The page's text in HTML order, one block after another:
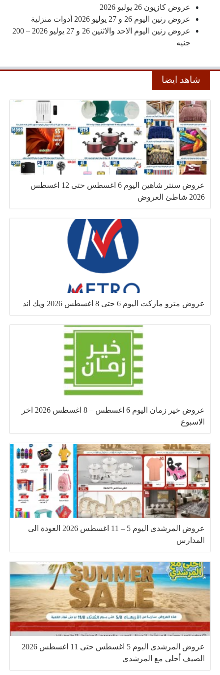
عروض كازيون 26 يوليو 2026
عروض رنين اليوم 26 و 27 يوليو 2026 أدوات منزلية
عروض رنين اليوم الاحد والاثنين 26 و 27 يوليو 2026 – 200
جنيه
شاهد ايضا
عروض سنتر شاهين اليوم 6 اغسطس حتى 12 اغسطس
2026 شاطئ العروض
عروض مترو ماركت اليوم 6 حتى 8 اغسطس 2026 ويك اند
عروض خير زمان اليوم 6 اغسطس – 8 اغسطس 2026 اخر
الاسبوع
عروض المرشدى اليوم 5 – 11 اغسطس 2026 العودة الى
المدارس
عروض المرشدى اليوم 5 اغسطس حتى 11 اغسطس 2026
الصيف أحلى مع المرشدى